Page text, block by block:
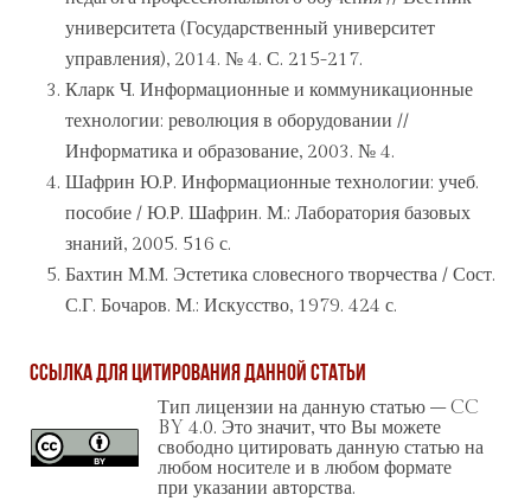
университета (Государственный университет
управления), 2014. № 4. С. 215-217.
Кларк Ч. Информационные и коммуникационные
технологии: революция в оборудовании //
Информатика и образование, 2003. № 4.
Шафрин Ю.Р. Информационные технологии: учеб.
пособие / Ю.Р. Шафрин. М.: Лаборатория базовых
знаний, 2005. 516 с.
Бахтин М.М. Эстетика словесного творчества / Сост.
С.Г. Бочаров. М.: Искусство, 1979. 424 с.
Ссылка для цитирования данной статьи
Тип лицензии на данную статью – CC
BY 4.0. Это значит, что Вы можете
свободно цитировать данную статью на
любом носителе и в любом формате
при указании авторства.